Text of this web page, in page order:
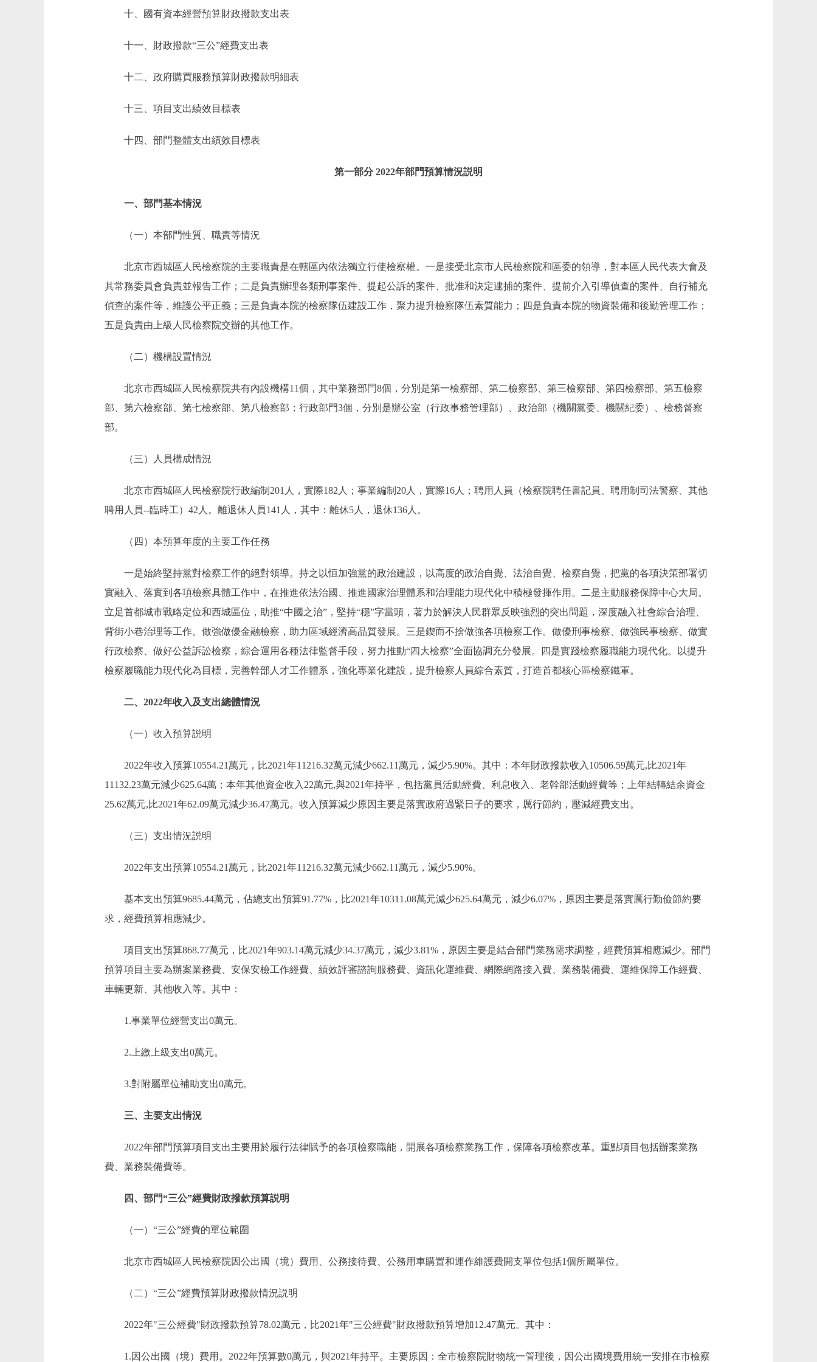
十、國有資本經營預算財政撥款支出表
十一、財政撥款“三公”經費支出表
十二、政府購買服務預算財政撥款明細表
十三、項目支出績效目標表
十四、部門整體支出績效目標表
第一部分 2022年部門預算情況説明
一、部門基本情況
（一）本部門性質、職責等情況
北京市西城區人民檢察院的主要職責是在轄區內依法獨立行使檢察權。一是接受北京市人民檢察院和區委的領導，對本區人民代表大會及
其常務委員會負責並報告工作；二是負責辦理各類刑事案件、提起公訴的案件、批准和決定逮捕的案件、提前介入引導偵查的案件、自行補充
偵查的案件等，維護公平正義；三是負責本院的檢察隊伍建設工作，聚力提升檢察隊伍素質能力；四是負責本院的物資裝備和後勤管理工作；
五是負責由上級人民檢察院交辦的其他工作。
（二）機構設置情況
北京市西城區人民檢察院共有內設機構11個，其中業務部門8個，分別是第一檢察部、第二檢察部、第三檢察部、第四檢察部、第五檢察
部、第六檢察部、第七檢察部、第八檢察部；行政部門3個，分別是辦公室（行政事務管理部）、政治部（機關黨委、機關紀委）、檢務督察
部。
（三）人員構成情況
北京市西城區人民檢察院行政編制201人，實際182人；事業編制20人，實際16人；聘用人員（檢察院聘任書記員、聘用制司法警察、其他
聘用人員--臨時工）42人。離退休人員141人，其中：離休5人，退休136人。
（四）本預算年度的主要工作任務
一是始終堅持黨對檢察工作的絕對領導。持之以恒加強黨的政治建設，以高度的政治自覺、法治自覺、檢察自覺，把黨的各項決策部署切
實融入、落實到各項檢察具體工作中，在推進依法治國、推進國家治理體系和治理能力現代化中積極發揮作用。二是主動服務保障中心大局。
立足首都城市戰略定位和西城區位，助推“中國之治”，堅持“穩”字當頭，著力於解決人民群眾反映強烈的突出問題，深度融入社會綜合治理、
背街小巷治理等工作。做強做優金融檢察，助力區域經濟高品質發展。三是鍥而不捨做強各項檢察工作。做優刑事檢察、做強民事檢察、做實
行政檢察、做好公益訴訟檢察，綜合運用各種法律監督手段，努力推動“四大檢察”全面協調充分發展。四是實踐檢察履職能力現代化。以提升
檢察履職能力現代化為目標，完善幹部人才工作體系，強化專業化建設，提升檢察人員綜合素質，打造首都核心區檢察鐵軍。
二、2022年收入及支出總體情況
（一）收入預算説明
2022年收入預算10554.21萬元，比2021年11216.32萬元減少662.11萬元，減少5.90%。其中：本年財政撥款收入10506.59萬元,比2021年
11132.23萬元減少625.64萬；本年其他資金收入22萬元,與2021年持平，包括黨員活動經費、利息收入、老幹部活動經費等；上年結轉結余資金
25.62萬元,比2021年62.09萬元減少36.47萬元。收入預算減少原因主要是落實政府過緊日子的要求，厲行節約，壓減經費支出。
（三）支出情況説明
2022年支出預算10554.21萬元，比2021年11216.32萬元減少662.11萬元，減少5.90%。
基本支出預算9685.44萬元，佔總支出預算91.77%，比2021年10311.08萬元減少625.64萬元，減少6.07%，原因主要是落實厲行勤儉節約要
求，經費預算相應減少。
項目支出預算868.77萬元，比2021年903.14萬元減少34.37萬元，減少3.81%，原因主要是結合部門業務需求調整，經費預算相應減少。部門
預算項目主要為辦案業務費、安保安檢工作經費、績效評審諮詢服務費、資訊化運維費、網際網路接入費、業務裝備費、運維保障工作經費、
車輛更新、其他收入等。其中：
1.事業單位經營支出0萬元。
2.上繳上級支出0萬元。
3.對附屬單位補助支出0萬元。
三、主要支出情況
2022年部門預算項目支出主要用於履行法律賦予的各項檢察職能，開展各項檢察業務工作，保障各項檢察改革。重點項目包括辦案業務
費、業務裝備費等。
四、部門“三公”經費財政撥款預算説明
（一）“三公”經費的單位範圍
北京市西城區人民檢察院因公出國（境）費用、公務接待費、公務用車購置和運作維護費開支單位包括1個所屬單位。
（二）“三公”經費預算財政撥款情況説明
2022年"三公經費"財政撥款預算78.02萬元，比2021年"三公經費"財政撥款預算增加12.47萬元。其中：
1.因公出國（境）費用。2022年預算數0萬元，與2021年持平。主要原因：全市檢察院財物統一管理後，因公出國境費用統一安排在市檢察